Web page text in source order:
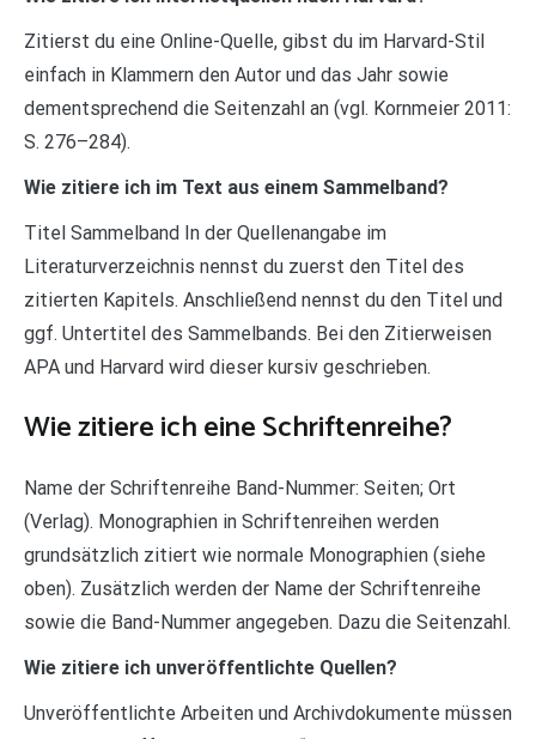
Zitierst du eine Online-Quelle, gibst du im Harvard-Stil
einfach in Klammern den Autor und das Jahr sowie
dementsprechend die Seitenzahl an (vgl. Kornmeier 2011:
S. 276–284).
Wie zitiere ich im Text aus einem Sammelband?
Titel Sammelband In der Quellenangabe im
Literaturverzeichnis nennst du zuerst den Titel des
zitierten Kapitels. Anschließend nennst du den Titel und
ggf. Untertitel des Sammelbands. Bei den Zitierweisen
APA und Harvard wird dieser kursiv geschrieben.
Wie zitiere ich eine Schriftenreihe?
Name der Schriftenreihe Band-Nummer: Seiten; Ort
(Verlag). Monographien in Schriftenreihen werden
grundsätzlich zitiert wie normale Monographien (siehe
oben). Zusätzlich werden der Name der Schriftenreihe
sowie die Band-Nummer angegeben. Dazu die Seitenzahl.
Wie zitiere ich unveröffentlichte Quellen?
Unveröffentlichte Arbeiten und Archivdokumente müssen